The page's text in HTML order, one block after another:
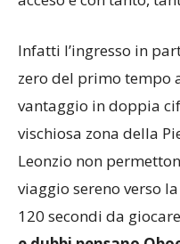
Infatti l’ingresso in
zero del primo tempo
vantaggio in doppia
vischiosa zona della
Leonzio non
viaggio sereno verso
120 secondi da giocare.